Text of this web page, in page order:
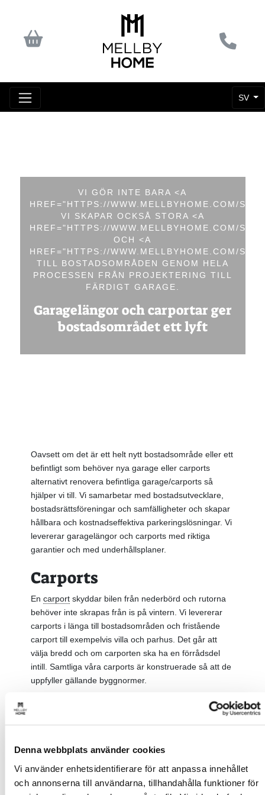
Denna webbplats använder cookies
Vi använder enhetsidentifierare för att anpassa innehållet
och annonserna till användarna, tillhandahålla funktioner för
SV
VI GÖR INTE BARA <A
HREF="HTTPS://WWW.MELLBYHOME.COM/SV/
VI SKAPAR OCKSÅ STORA <A
HREF="HTTPS://WWW.MELLBYHOME.COM/SV/
OCH <A
HREF="HTTPS://WWW.MELLBYHOME.COM/SV/
TILL BOSTADSOMRÅDEN GENOM HELA
PROCESSEN FRÅN PROJEKTERING TILL
FÄRDIGT GARAGE.
Garagelängor och carportar ger
bostadsområdet ett lyft
Oavsett om det är ett helt nytt bostadsområde eller ett
befintligt som behöver nya garage eller carports
alternativt renovera befintliga garage/carports så
hjälper vi till. Vi samarbetar med bostadsutvecklare,
bostadsrättsföreningar och samfälligheter och skapar
hållbara och kostnadseffektiva parkeringslösningar. Vi
levererar garagelängor och carports med riktiga
garantier och med underhållsplaner.
Carports
En carportskyddar bilen från nederbörd och rutorna
behöver inte skrapas från is på vintern. Vi levererar
carports i länga till bostadsområden och fristående
carport till exempelvis villa och parhus. Det går att
välja bredd och om carporten ska ha en förrådsdel
intill. Samtliga våra carports är konstruerade så att de
uppfyller gällande byggnormer.
matchande carports. Här har vi byggt 6 st carports
Garagelänga
Det finns olika varianter på garagelänga, infart på en